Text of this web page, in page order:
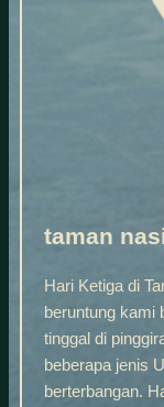
taman
Hari Ketiga di
beruntung kami
tinggal di
beberapa jenis
berterbangan.